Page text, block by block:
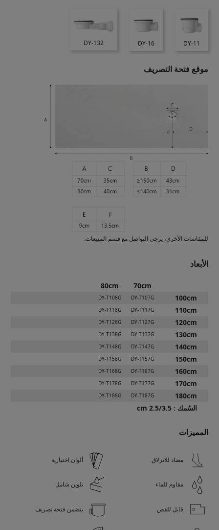
DY-11
DY-16
DY-132
موقع فتحة التصريف
للمقاسات الأخرى، يرجى التواصل مع قسم المبيعات.
الأبعاد
70cm
80cm
100cm
DY-T107G
DY-T108G
110cm
DY-T117G
DY-T118G
120cm
DY-T127G
DY-T128G
130cm
DY-T137G
DY-T138G
140cm
DY-T147G
DY-T148G
150cm
DY-T157G
DY-T158G
160cm
DY-T167G
DY-T168G
170cm
DY-T177G
DY-T178G
180cm
DY-T187G
DY-T188G
السُمك :
2.5/3.5 cm
المميزات
مضاد للانزلاق ألوان اختيارية
مقاوم للماء تلوين شامل
قابل للقص يتضمن فتحة تصريف